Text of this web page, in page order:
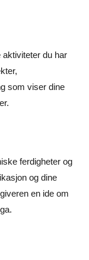
aktiviteter du har
som viser dine
ferdigheter og
og dine
en ide om